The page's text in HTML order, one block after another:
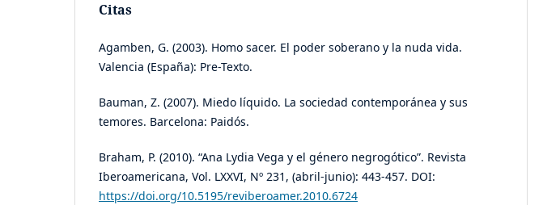
Citas
Agamben, G. (2003). Homo sacer. El poder soberano y la nuda vida.
Valencia (España): Pre-Texto.
Bauman, Z. (2007). Miedo líquido. La sociedad contemporánea y sus
temores. Barcelona: Paidós.
Braham, P. (2010). “Ana Lydia Vega y el género negrogótico”. Revista
Iberoamericana, Vol. LXXVI, Nº 231, (abril-junio): 443-457. DOI:
https://doi.org/10.5195/reviberoamer.2010.6724